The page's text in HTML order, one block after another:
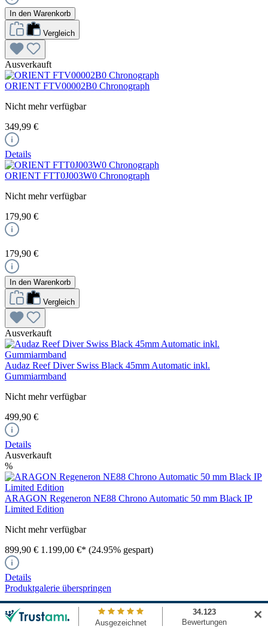
In den Warenkorb
Vergleich
Ausverkauft
ORIENT FTV00002B0 Chronograph
Nicht mehr verfügbar
349,99 €
Details
ORIENT FTT0J003W0 Chronograph
Nicht mehr verfügbar
179,90 €
179,90 €
In den Warenkorb
Vergleich
Ausverkauft
Audaz Reef Diver Swiss Black 45mm Automatic inkl.
Gummiarmband
Nicht mehr verfügbar
499,90 €
Details
Ausverkauft
%
ARAGON Regeneron NE88 Chrono Automatic 50 mm Black IP
Limited Edition
Nicht mehr verfügbar
899,90 € 1.199,00 €* (24.95% gespart)
Details
Produktgalerie überspringen
Zubehör
✕